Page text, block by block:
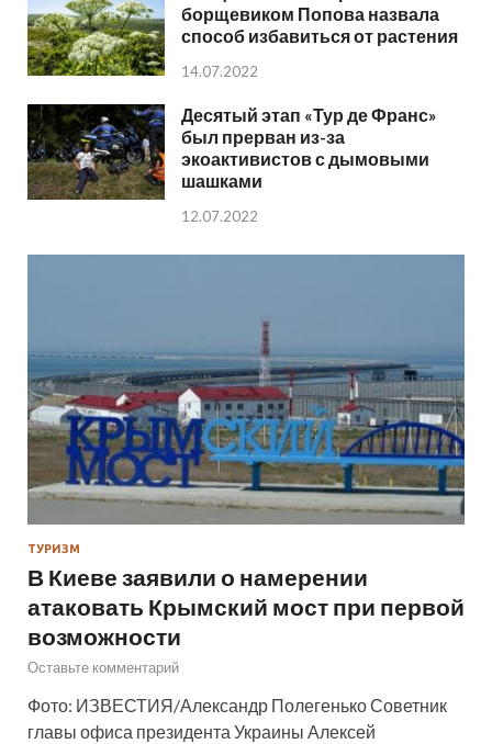
борщевиком Попова назвала
способ избавиться от растения
14.07.2022
Десятый этап «Тур де Франс»
был прерван из-за
экоактивистов с дымовыми
шашками
12.07.2022
ТУРИЗМ
В Киеве заявили о намерении
атаковать Крымский мост при первой
возможности
Оставьте комментарий
Фото: ИЗВЕСТИЯ/Александр Полегенько Советник
главы офиса президента Украины Алексей